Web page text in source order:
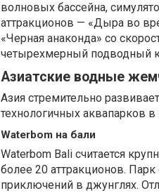
волновых бассейна,
аттракционов — «Дыра во
«Черная анаконда» со
четырехмерный подводный
Азиатские водные
Азия стремительно
технологичных аквапарков в
Waterbom на бали
Waterbom Bali считается
более 20 аттракционов.
приключений в джунглях.